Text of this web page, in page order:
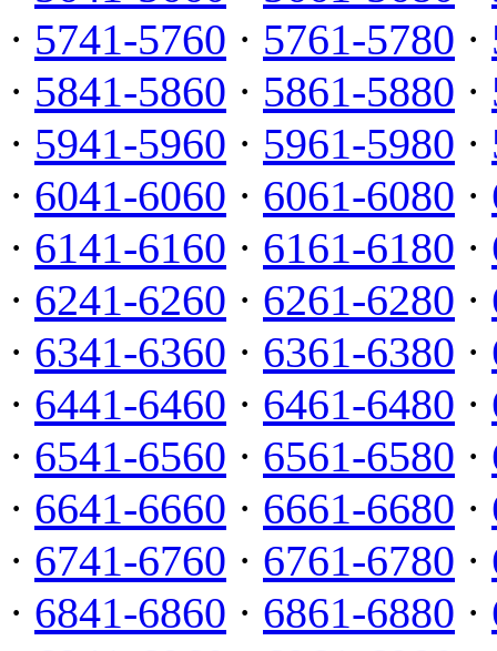
· 5741-5760 · 5761-5780 ·
· 5841-5860 · 5861-5880 ·
· 5941-5960 · 5961-5980 ·
· 6041-6060 · 6061-6080 ·
· 6141-6160 · 6161-6180 ·
· 6241-6260 · 6261-6280 ·
· 6341-6360 · 6361-6380 ·
· 6441-6460 · 6461-6480 ·
· 6541-6560 · 6561-6580 ·
· 6641-6660 · 6661-6680 ·
· 6741-6760 · 6761-6780 ·
· 6841-6860 · 6861-6880 ·